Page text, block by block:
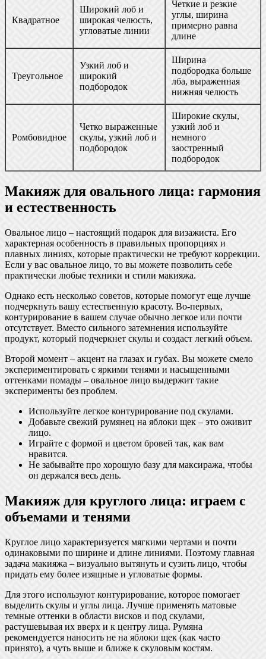
Квадратное
Широкий лоб и
широкая челюсть,
угловатые линии
Четкие и резкие
углы, ширина
примерно равна
длине
Треугольное
Узкий лоб и
широкий
подбородок
Ширина
подбородка больше
лба, выраженная
нижняя челюсть
Ромбовидное
Четко выраженные
скулы, узкий лоб и
подбородок
Широкие скулы,
узкий лоб и
немного
заостренный
подбородок
Макияж для овального лица: гармония
и естественность
Овальное лицо – настоящий подарок для визажиста. Его
характерная особенность в правильных пропорциях и
плавных линиях, которые практически не требуют коррекции.
Если у вас овальное лицо, то вы можете позволить себе
практически любые техники и стили макияжа.
Однако есть несколько советов, которые помогут еще лучше
подчеркнуть вашу естественную красоту. Во-первых,
контурирование в вашем случае обычно легкое или почти
отсутствует. Вместо сильного затемнения используйте
продукт, который подчеркнет скулы и создаст легкий объем.
Второй момент – акцент на глазах и губах. Вы можете смело
экспериментировать с яркими тенями и насыщенными
оттенками помады – овальное лицо выдержит такие
эксперименты без проблем.
Используйте легкое контурирование под скулами.
Добавьте свежий румянец на яблоки щек – это оживит
лицо.
Играйте с формой и цветом бровей так, как вам
нравится.
Не забывайте про хорошую базу для максиража, чтобы
он держался весь день.
Макияж для круглого лица: играем с
объемами и тенями
Круглое лицо характеризуется мягкими чертами и почти
одинаковыми по ширине и длине линиями. Поэтому главная
задача макияжа – визуально вытянуть и сузить лицо, чтобы
придать ему более изящные и угловатые формы.
Для этого используют контурирование, которое помогает
выделить скулы и углы лица. Лучше применять матовые
темные оттенки в области висков и под скулами,
растушевывая их вверх и к центру лица. Румяна
рекомендуется наносить не на яблоки щек (как часто
принято), а чуть выше и ближе к скуловым костям.